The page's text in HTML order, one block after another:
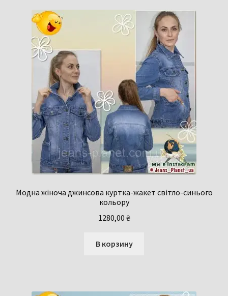
Модна жіноча джинсова куртка-жакет світло-синього
кольору
1280,00 ₴
В корзину